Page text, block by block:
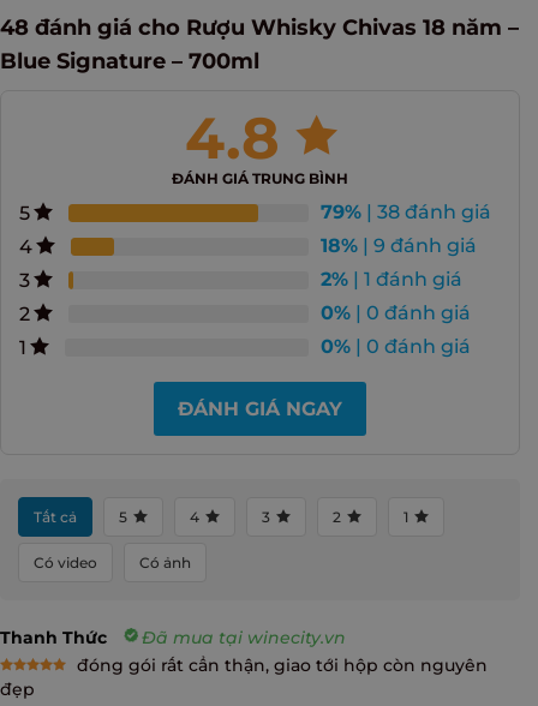
48 đánh giá cho Rượu Whisky Chivas 18 năm –
Blue Signature – 700ml
4.8
ĐÁNH GIÁ TRUNG BÌNH
5 79% | 38 đánh giá
4
18% | 9 đánh giá
3
2% | 1 đánh giá
2
0% | 0 đánh giá
1
0% | 0 đánh giá
ĐÁNH GIÁ NGAY
Tất cả 5 4 3 2 1
Có video Có ảnh
Thanh Thức Đã mua tại winecity.vn
Rated
out of 5
đóng gói rất cẩn thận, giao tới hộp còn nguyên
đẹp